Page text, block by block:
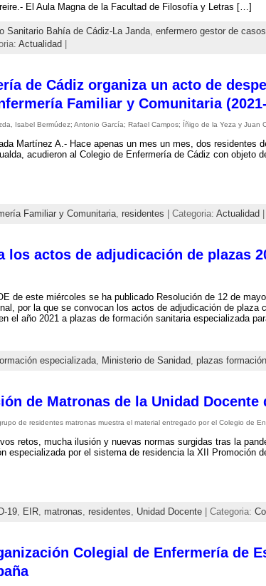
El Aula Magna de la Facultad de Filosofía y Letras […]
Sanitario Bahía de Cádiz-La Janda, enfermero gestor de casos
Actualidad|
de Cádiz organiza un acto de
Familiar y Comunitaria
Isabel Bermúdez; Antonio García; Rafael Campos; Íñigo de la Yeza y Juan
Martínez A.- Hace apenas un mes un mes, dos residentes
acudieron al Colegio de Enfermería de Cádiz con objeto
Familiar y Comunitaria, residentes | Categoria: Actualidad
los actos de adjudicación de plazas
de este miércoles se ha publicado Resolución de 12 de
por la que se convocan los actos de adjudicación de plaza
el año 2021 a plazas de formación sanitaria especializada
especializada, Ministerio de Sanidad, plazas formación
de Matronas de la Unidad
de residentes matronas muestra el material entregado por el Colegio de
retos, mucha ilusión y nuevas normas surgidas tras la
especializada por el sistema de residencia la XII Promoción
19, EIR, matronas residentes Unidad Docente| Categoria:
Colegial de Enfermería de